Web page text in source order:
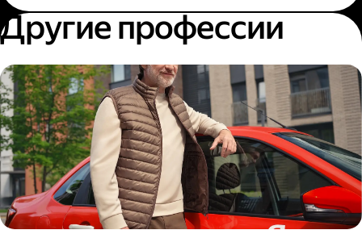
Другие профессии